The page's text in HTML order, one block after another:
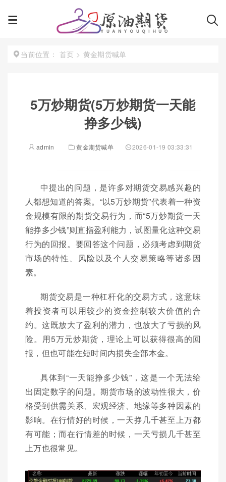
当前位置： 首页 > 黄金期货喊单
5万炒期货(5万炒期货一天能
挣多少钱)
admin 黄金期货喊单 2026-01-19 03:33:31
中提出的问题，是许多对期货交易感兴趣的
人都想知道的答案。“以5万炒期货”代表着一种资
金规模有限的期货交易行为，而“5万炒期货一天
能挣多少钱”则直指盈利能力，试图量化这种交易
行为的回报。要回答这个问题，必须考虑到期货
市场的特性、风险以及个人交易策略等诸多因
素。
期货交易是一种杠杆化的交易方式，这意味
着投资者可以用较少的资金控制较大价值的合
约。这既放大了盈利的潜力，也放大了亏损的风
险。用5万元炒期货，理论上可以获得很高的回
报，但也可能在短时间内损失全部本金。
具体到“一天能挣多少钱”，这是一个无法给
出固定数字的问题。期货市场的波动性很大，价
格受到供需关系、宏观经济、地缘等多种因素的
影响。在行情好的时候，一天挣几千甚至上万都
有可能；而在行情差的时候，一天亏损几千甚至
上万也很常见。